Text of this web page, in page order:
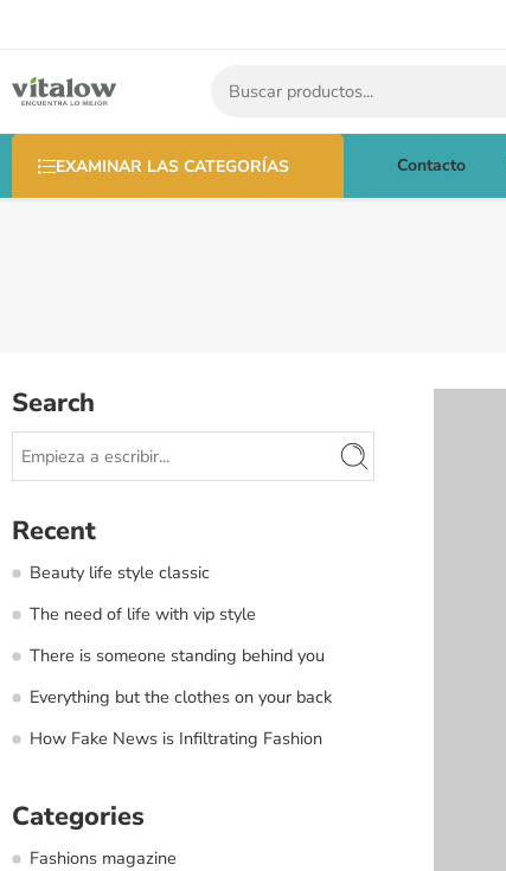
EXAMINAR LAS CATEGORÍAS Contacto
Search
Recent
Beauty life style classic
The need of life with vip style
There is someone standing behind you
Everything but the clothes on your back
How Fake News is Infiltrating Fashion
Categories
Fashions magazine